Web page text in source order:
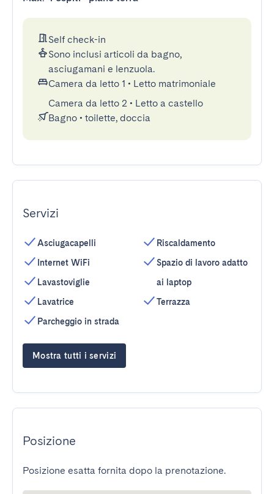
Self check-in
Sono inclusi articoli da bagno,
asciugamani e lenzuola.
Camera da letto 1 • Letto matrimoniale
Camera da letto 2 • Letto a castello
Bagno • toilette, doccia
Servizi
Asciugacapelli
Internet WiFi
Lavastoviglie
Lavatrice
Parcheggio in strada
Riscaldamento
Spazio di lavoro adatto
ai laptop
Terrazza
Mostra tutti i servizi
Posizione
Posizione esatta fornita dopo la prenotazione.